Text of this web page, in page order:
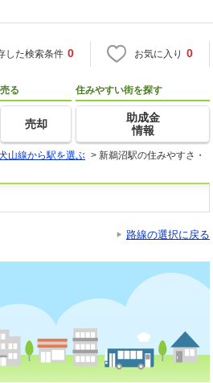
した検索条件 0 お気に入り 0
売る
売却
住みやすい街を探す
助成金
情報
山線から駅を選ぶ > 新鵜沼駅の住みやすさ・
路線の選択に戻る